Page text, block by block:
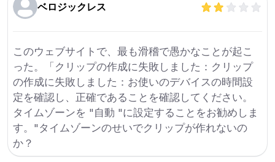
ベロジックレス
このウェブサイトで、最も滑稽で愚かなことが起こ
った。「クリップの作成に失敗しました：クリップ
の作成に失敗しました：お使いのデバイスの時間設
定を確認し、正確であることを確認してください。
タイムゾーンを "自動 "に設定することをお勧めしま
す。"タイムゾーンのせいでクリップが作れないの
か？